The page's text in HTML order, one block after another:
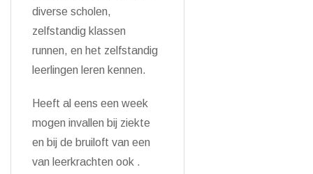
diverse scholen,
zelfstandig klassen
runnen, en het zelfstandig
leerlingen leren kennen.
Heeft al eens een week
mogen invallen bij ziekte
en bij de bruiloft van een
van leerkrachten ook .